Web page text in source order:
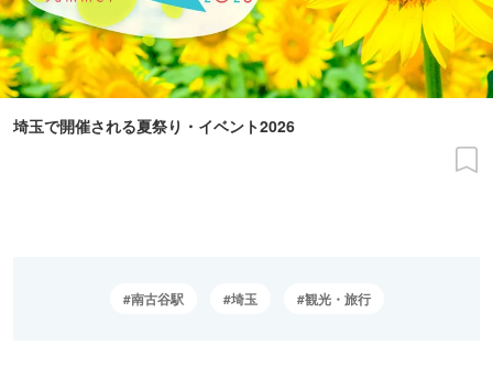
埼玉で開催される夏祭り・イベント2026
南古谷駅 埼玉 観光・旅行